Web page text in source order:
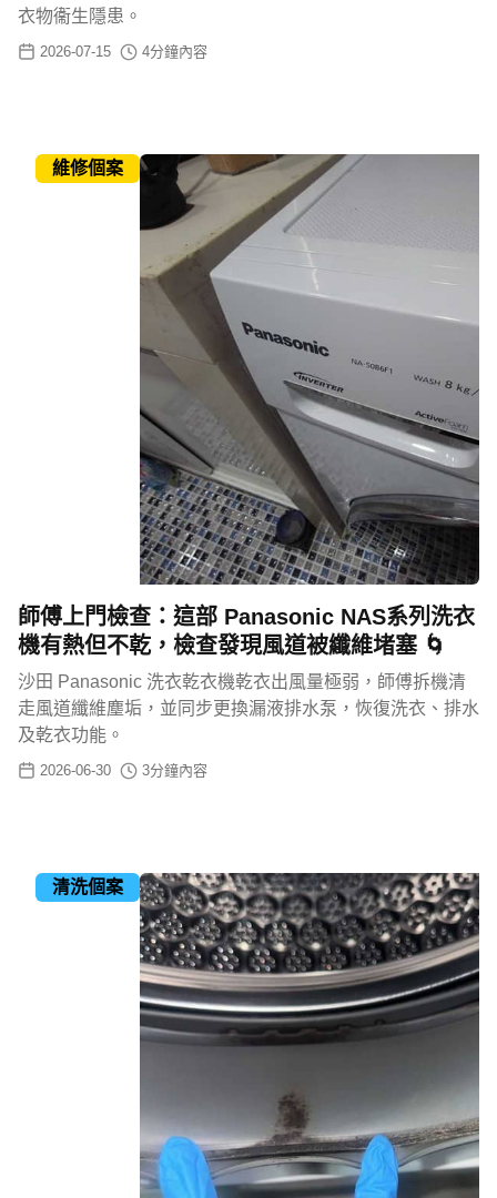
衣物衞生隱患。
2026-07-15 4分鐘內容
維修個案
師傅上門檢查：這部 Panasonic NAS系列洗衣
機有熱但不乾，檢查發現風道被纖維堵塞 🌀
沙田 Panasonic 洗衣乾衣機乾衣出風量極弱，師傅拆機清
走風道纖維塵垢，並同步更換漏液排水泵，恢復洗衣、排水
及乾衣功能。
2026-06-30 3分鐘內容
清洗個案